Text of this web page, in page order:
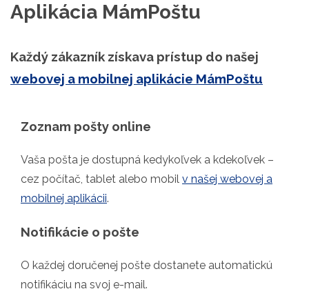
Aplikácia MámPoštu
Každý zákazník získava prístup do našej
webovej a mobilnej aplikácie MámPoštu
Zoznam pošty online
Vaša pošta je dostupná kedykoľvek a kdekoľvek –
cez počítač, tablet alebo mobil v našej webovej a
mobilnej aplikácii.
Notifikácie o pošte
O každej doručenej pošte dostanete automatickú
notifikáciu na svoj e-mail.